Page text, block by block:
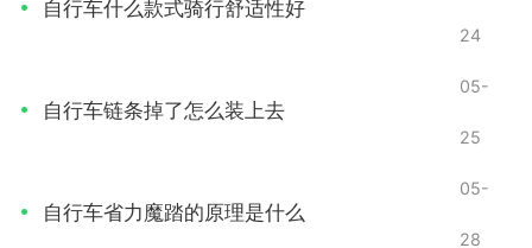
水壶和工具包：随身携带水壶以保持水分，工具包
安全骑行常识
遵守交通规则：在骑行时，要遵守交通信号，确保
自身和他人的安全。
自行车什么款式骑行舒适性好
24
自行车链条掉了怎么装上去
05-
25
自行车省力魔踏的原理是什么
05-
28